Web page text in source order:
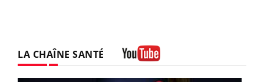
LA CHAÎNE SANTÉ